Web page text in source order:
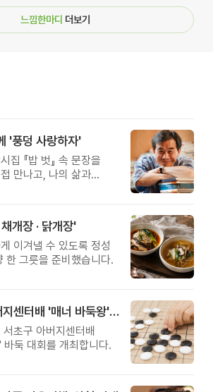
느낌한마디 더보기
'풍덩 사랑하자'
집 『밥 벗』 속 문장을
만나고, 나의 삶과
개장 · 닭개장'
이겨낼 수 있도록 정성
한 그릇을 준비했습니다.
제3회 서초구 아버지센터배 '매너 바둑왕' 대회
초구 아버지센터배
둑 대회를 개최합니다.